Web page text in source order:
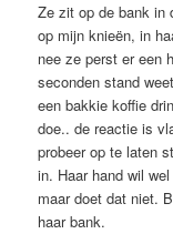
Ze zit op de bank in
op mijn knieën, in
nee ze perst er een
seconden stand
een bakkie koffie
doe.. de reactie is
probeer op te laten
in. Haar hand wil
maar doet dat niet.
haar bank.